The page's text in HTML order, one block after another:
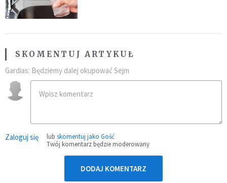
SKOMENTUJ ARTYKUŁ
Gardias: Będziemy dalej okupować Sejm
Zaloguj się lub skomentuj jako Gość
Twój komentarz będzie moderowany
DODAJ KOMENTARZ